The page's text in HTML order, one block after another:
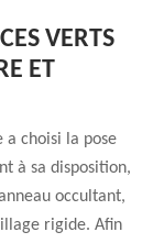
VERTS
ET
choisi la pose
à sa disposition,
occultant,
rigide. Afin